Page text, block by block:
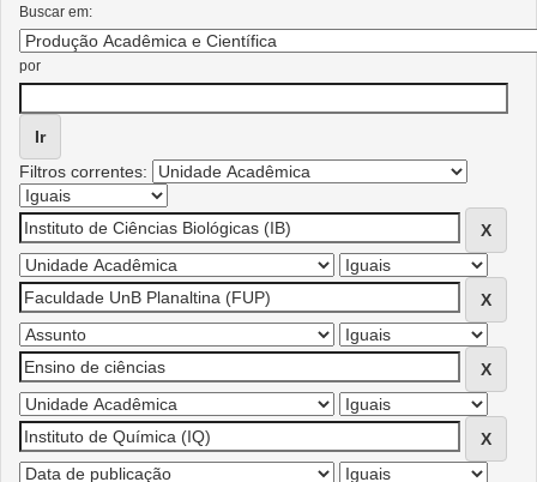
Buscar em:
por
Filtros correntes: